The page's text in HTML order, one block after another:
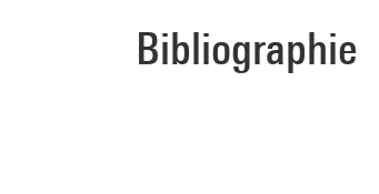
Bibliographie